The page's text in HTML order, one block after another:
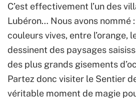
C’est effectivement l’un des
Lubéron… Nous avons nommé :
couleurs vives, entre l’orange,
dessinent des paysages
des plus grands gisements
Partez donc visiter le Sentier
véritable moment de magie